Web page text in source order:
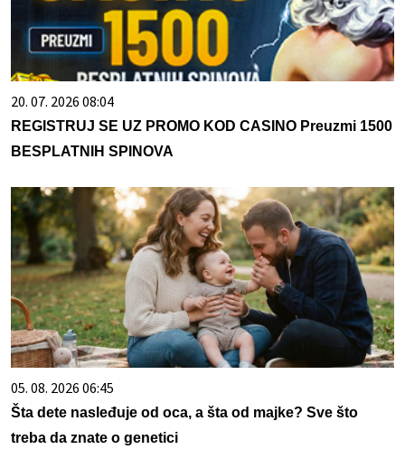
20. 07. 2026 08:04
REGISTRUJ SE UZ PROMO KOD CASINO Preuzmi 1500
BESPLATNIH SPINOVA
05. 08. 2026 06:45
Šta dete nasleđuje od oca, a šta od majke? Sve što
treba da znate o genetici